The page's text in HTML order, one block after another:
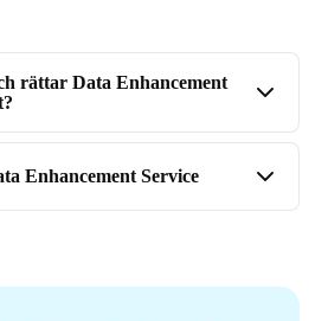
rättar Data Enhancement
Enhancement Service